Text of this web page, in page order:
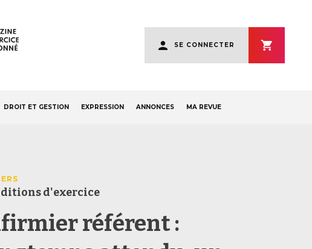
account
menu
SE CONNECTER
DROIT ET GESTION EXPRESSION ANNONCES MA REVUE
d'exercice
référent :